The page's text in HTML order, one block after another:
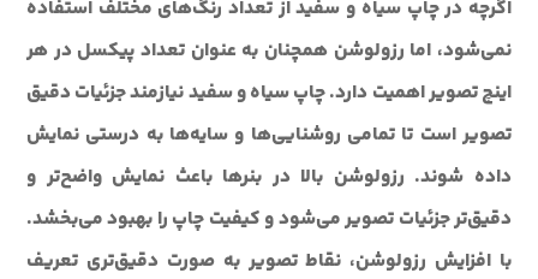
اگرچه در چاپ سیاه و سفید از تعداد رنگ‌های مختلف استفاده
نمی‌شود، اما رزولوشن همچنان به عنوان تعداد پیکسل در هر
اینچ تصویر اهمیت دارد. چاپ سیاه و سفید نیازمند جزئیات دقیق
تصویر است تا تمامی روشنایی‌ها و سایه‌ها به درستی نمایش
داده شوند. رزولوشن بالا در بنرها باعث نمایش واضح‌تر و
دقیق‌تر جزئیات تصویر می‌شود و کیفیت چاپ را بهبود می‌بخشد.
با افزایش رزولوشن، نقاط تصویر به صورت دقیق‌تری تعریف